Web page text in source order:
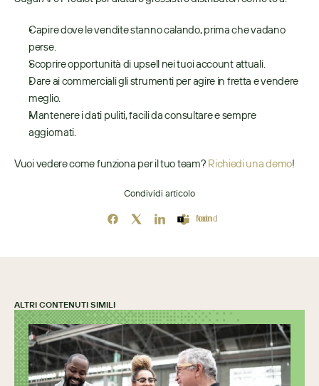
Capire dove le vendite stanno calando, prima che vadano
perse.
Scoprire opportunità di upsell nei tuoi account attuali.
Dare ai commerciali gli strumenti per agire in fretta e vendere
meglio.
Mantenere i dati puliti, facili da consultare e sempre
aggiornati.
Vuoi vedere come funziona per il tuo team? Richiedi una demo!
Condividi articolo
Icon not found
ALTRI CONTENUTI SIMILI